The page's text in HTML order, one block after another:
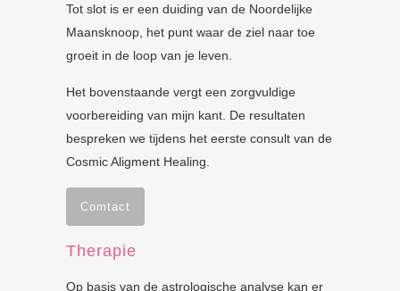
Tot slot is er een duiding van de Noordelijke
Maansknoop, het punt waar de ziel naar toe
groeit in de loop van je leven.
Het bovenstaande vergt een zorgvuldige
voorbereiding van mijn kant. De resultaten
bespreken we tijdens het eerste consult van de
Cosmic Aligment Healing.
Comtact
Therapie
Op basis van de astrologische analyse kan er